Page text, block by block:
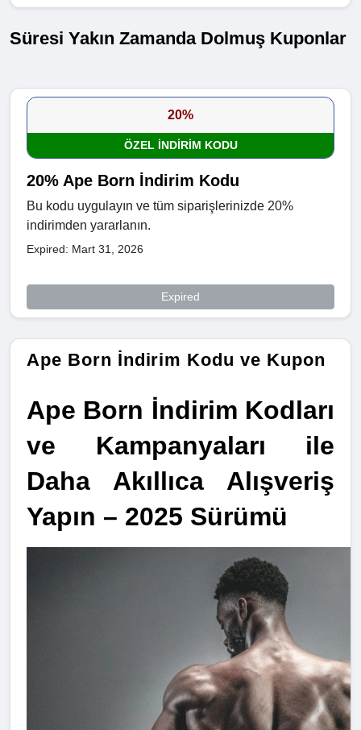
Süresi Yakın Zamanda Dolmuş Kuponlar
20%
ÖZEL INDIRIM KODU
20% Ape Born İndirim Kodu
Bu kodu uygulayın ve tüm siparişlerinizde 20%
indirimden yararlanın.
Expired: Mart 31, 2026
Expired
Ape Born İndirim Kodu ve Kupon
Ape Born İndirim Kodları
ve Kampanyaları ile
Daha Akıllıca Alışveriş
Yapın – 2025 Sürümü